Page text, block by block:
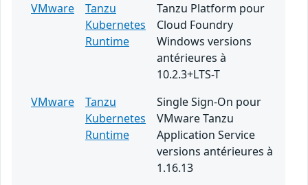
VMware
Tanzu
Kubernetes
Runtime
Tanzu Platform pour
Cloud Foundry
Windows versions
antérieures à
10.2.3+LTS-T
VMware
Tanzu
Kubernetes
Runtime
Single Sign-On pour
VMware Tanzu
Application Service
versions antérieures à
1.16.13